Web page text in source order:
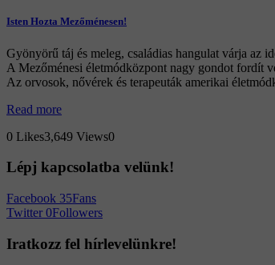
Isten Hozta Mezőménesen!
Gyönyörű táj és meleg, családias hangulat várja az
A Mezőménesi életmódközpont nagy gondot fordít
Az orvosok, nővérek és terapeuták amerikai
Read more
0 Likes3,649 Views0
Lépj kapcsolatba velünk!
Facebook 35Fans
Twitter 0Followers
Iratkozz fel hírlevelünkre!